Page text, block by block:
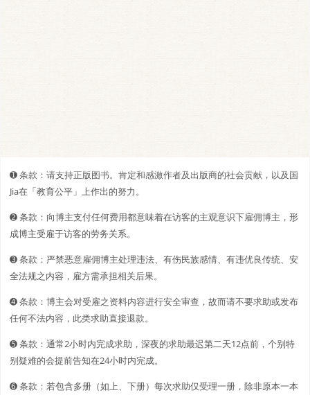
➊️ 条款：请支持正版图书。肯定和感激作者及出版商的社会贡献，以及国
Jia在「教育公平」上作出的努力。
➋️️ 条款：向博主支付任何费用都意味着在访客的主观意识下雇佣博主，形
成博主受雇于访客的劳务关系。
➌ 条款：严禁恶意雇佣博主处理违法、有伤民族感情、有违优良传统、安
全法规之内容，雇方需承担相关后果。
➍ 条款：博主会对受雇之资料内容进行安全审查，故而请不要求助或发布
任何不法内容，此类求助直接退款。
➎ 条款：通常2小时内完成求助，深夜的求助最迟第二天12点前，个别特
别疑难的会提前告知在24小时内完成。
➏ 条款：若包含多册（如上、下册）每次求助仅受理一册，除非原本一本